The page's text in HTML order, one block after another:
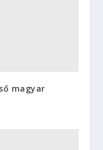
magyar